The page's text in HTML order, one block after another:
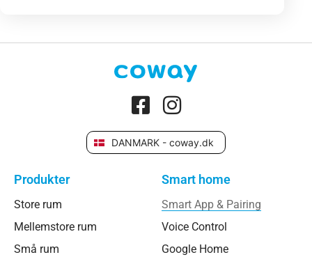
DANMARK - coway.dk
Produkter
Store rum
Mellemstore rum
Små rum
Smart home
Smart App & Pairing
Voice Control
Google Home